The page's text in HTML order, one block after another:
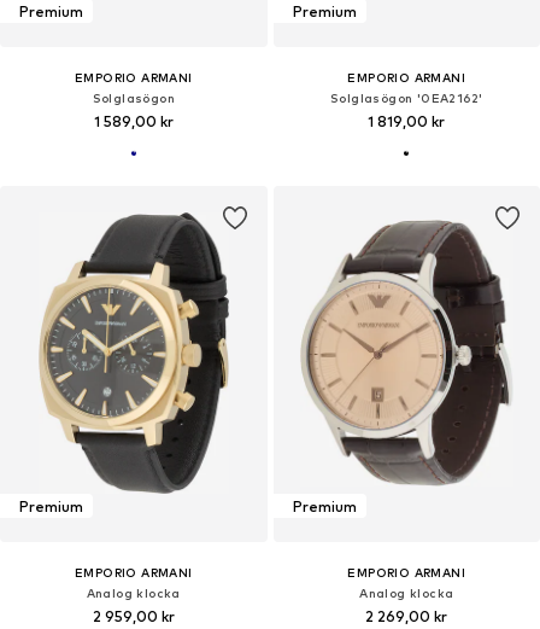
Premium
EMPORIO ARMANI
Solglasögon
1 589,00 kr
Premium
EMPORIO ARMANI
Solglasögon '0EA2162'
1 819,00 kr
Premium
EMPORIO ARMANI
Analog klocka
2 959,00 kr
Premium
EMPORIO ARMANI
Analog klocka
2 269,00 kr